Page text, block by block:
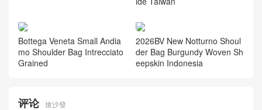
ce Picture Small Andiamo Sh
Kuwait
BV New Bag Price Picture S
Bottega Veneta New Men's B